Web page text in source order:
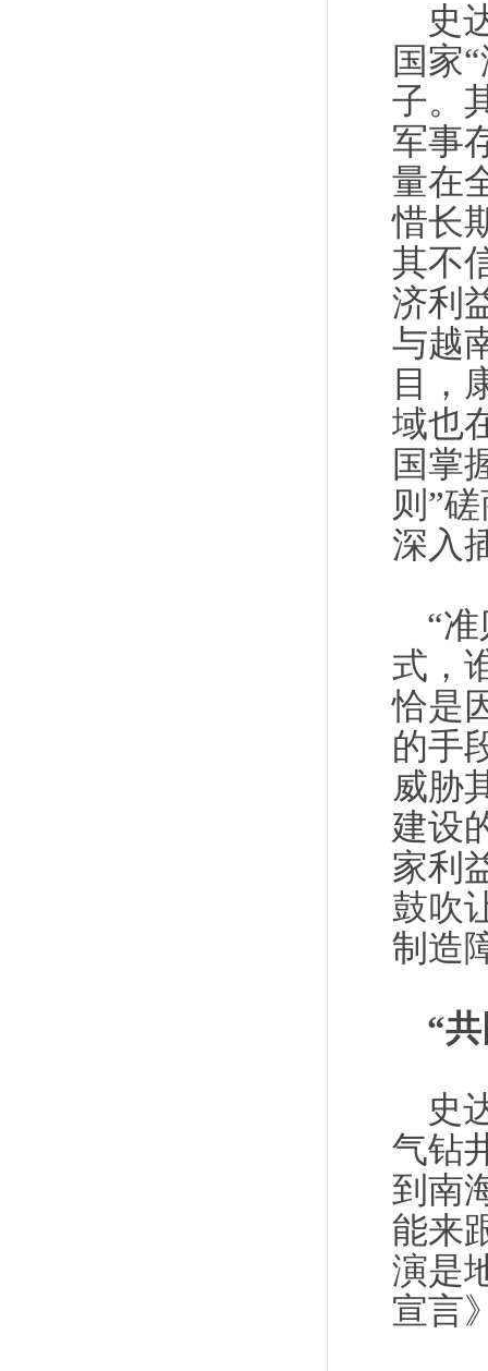
史
国家
子。
军事
量在
惜长
其不
济利
与越
目，
域也
国掌
则”
深入
“
式，
恰是
的手
威胁
建设
家利
鼓吹
制造
“
史
气钻
到南
能来
演是
宣言